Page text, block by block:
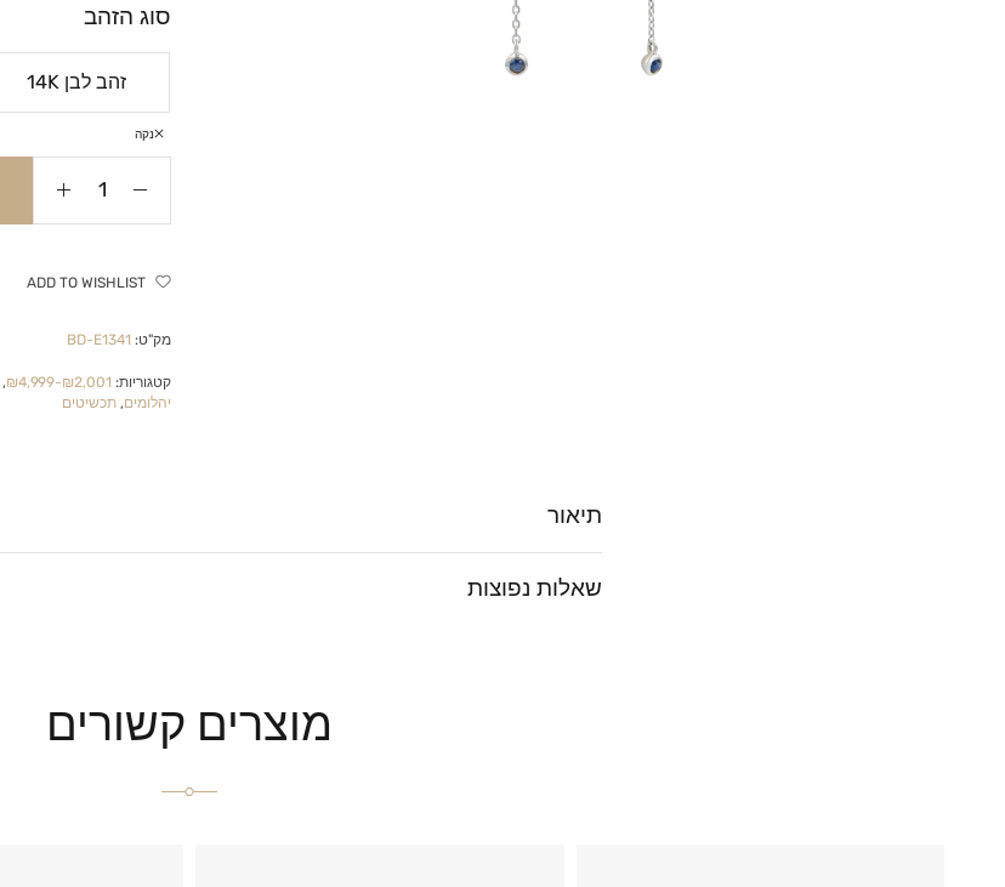
סוג הזהב
נקה
ADD TO WISHLIST
מק"ט: BD-E1341
קטגוריות: ₪2,001-₪4,999
,
יהלומים, תכשיטים
תיאור
שאלות נפוצות
מוצרים קשורים